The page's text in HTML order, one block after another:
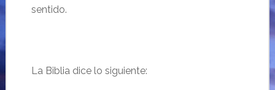
sentido.
La Biblia dice lo siguiente: